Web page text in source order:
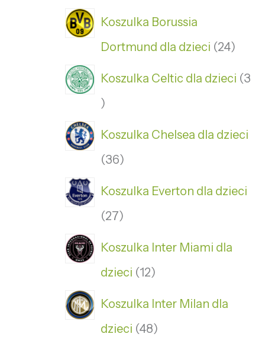
Koszulka Borussia
Dortmund dla dzieci 24
Koszulka Celtic dla dzieci 3
Koszulka Chelsea dla dzieci
36
Koszulka Everton dla dzieci
27
Koszulka Inter Miami dla
dzieci 12
Koszulka Inter Milan dla
dzieci 48